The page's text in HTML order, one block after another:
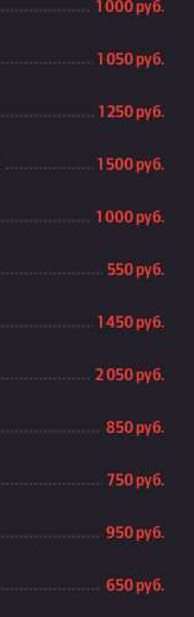
1 000 руб.
1 050 руб.
1 250 руб.
1 500 руб.
1 000 руб.
550 руб.
1 450 руб.
2 050 руб.
850 руб.
750 руб.
950 руб.
650 руб.